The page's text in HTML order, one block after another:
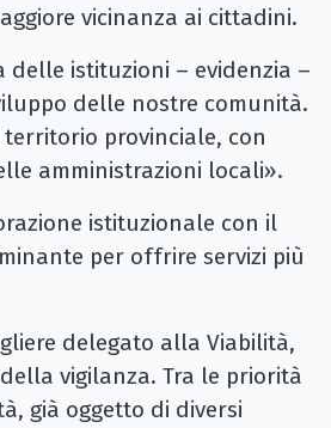
vicinanza ai cittadini.
istituzioni – evidenzia –
delle nostre comunità.
provinciale, con
amministrazioni locali».
istituzionale con il
per offrire servizi più
delegato alla Viabilità,
vigilanza. Tra le priorità
già oggetto di diversi